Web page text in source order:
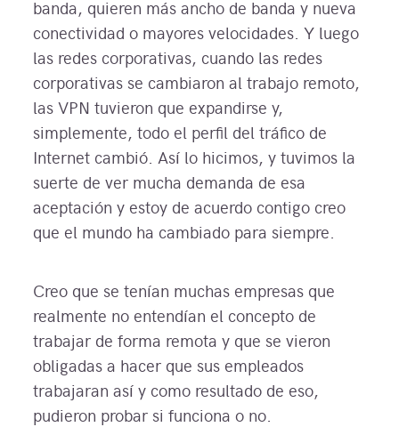
banda, quieren más ancho de banda y nueva
conectividad o mayores velocidades. Y luego
las redes corporativas, cuando las redes
corporativas se cambiaron al trabajo remoto,
las VPN tuvieron que expandirse y,
simplemente, todo el perfil del tráfico de
Internet cambió. Así lo hicimos, y tuvimos la
suerte de ver mucha demanda de esa
aceptación y estoy de acuerdo contigo creo
que el mundo ha cambiado para siempre.
Creo que se tenían muchas empresas que
realmente no entendían el concepto de
trabajar de forma remota y que se vieron
obligadas a hacer que sus empleados
trabajaran así y como resultado de eso,
pudieron probar si funciona o no.